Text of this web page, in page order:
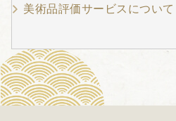
美術品評価サービスについて